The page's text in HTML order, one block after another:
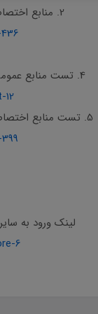
2. منابع اختصاصی استخدامی آموزش و پرورش سال ۱۴۰۳
4. تست منابع عمومی آزمون استخدامی آموزش و پرورش سال ۱۴۰۳
5. تست منابع اختصاصی آزمون استخدامی آموزش و پرورش سال ۱۴۰۳
لینک ورود به
6